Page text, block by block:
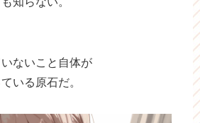
ないこと自体が
いる原石だ。